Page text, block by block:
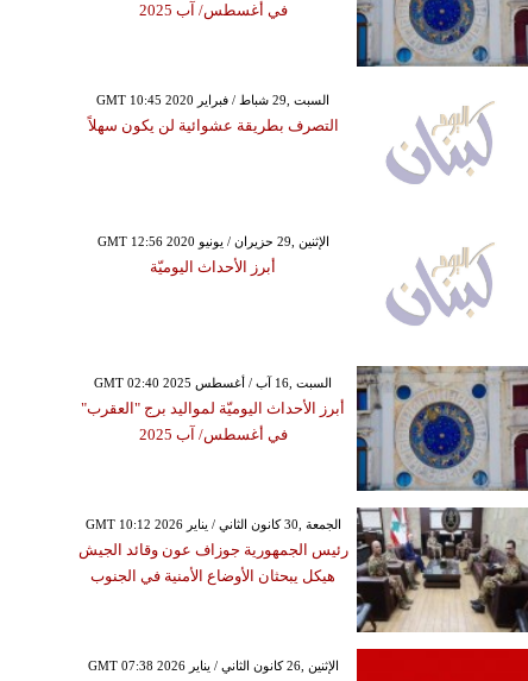
في أغسطس/ آب 2025
GMT 10:45 2020 السبت ,29 شباط / فبراير
التصرف بطريقة عشوائية لن يكون سهلاً
GMT 12:56 2020 الإثنين ,29 حزيران / يونيو
أبرز الأحداث اليوميّة
GMT 02:40 2025 السبت ,16 آب / أغسطس
أبرز الأحداث اليوميّة لمواليد برج "العقرب"
في أغسطس/ آب 2025
GMT 10:12 2026 الجمعة ,30 كانون الثاني / يناير
رئيس الجمهورية جوزاف عون وقائد الجيش
هيكل يبحثان الأوضاع الأمنية في الجنوب
GMT 07:38 2026 الإثنين ,26 كانون الثاني / يناير